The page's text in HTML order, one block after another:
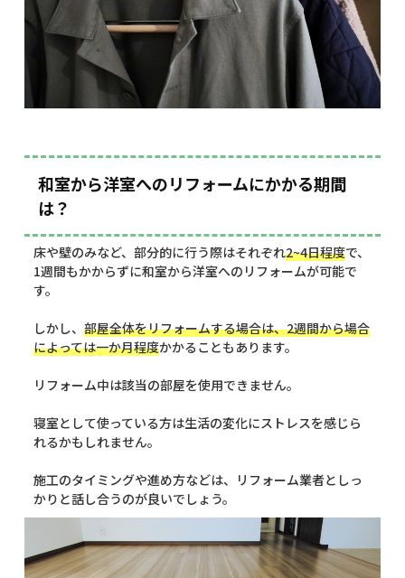
和室から洋室へのリフォームにかかる期間
は？
床や壁のみなど、部分的に行う際はそれぞれ2~4日程度で、
1週間もかからずに和室から洋室へのリフォームが可能で
す。
しかし、 部屋全体をリフォームする場合は、2週間から場合
によっては一か月程度かかることもあります。
リフォーム中は該当の部屋を使用できません。
寝室として使っている方は生活の変化にストレスを感じら
れるかもしれません。
施工のタイミングや進め方などは、リフォーム業者としっ
かりと話し合うのが良いでしょう。